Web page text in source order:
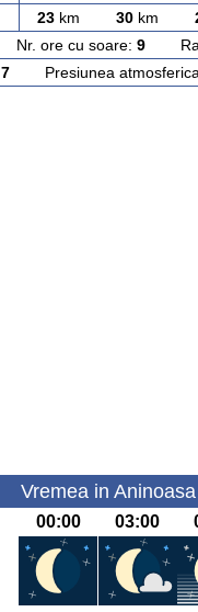
23 km 30 km
Nr. ore cu soare: 9
7Presiunea
Vremea in
00:00 03:00